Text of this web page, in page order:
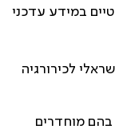
במידע עדכני
לכירורגיה
בהם מוחדרים